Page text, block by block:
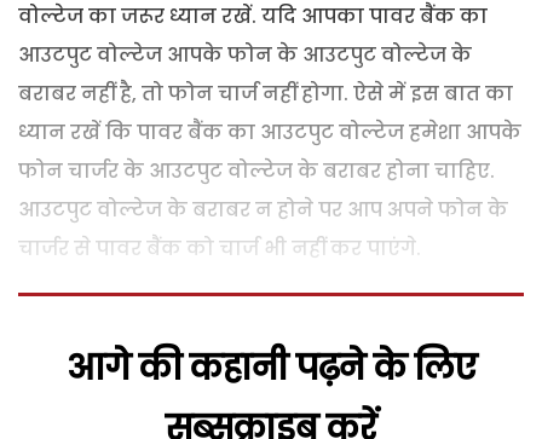
वोल्टेज का जरूर ध्यान रखें. यदि आपका पावर बैंक का
आउटपुट वोल्टेज आपके फोन के आउटपुट वोल्टेज के
बराबर नहीं है, तो फोन चार्ज नहीं होगा. ऐसे में इस बात का
ध्यान रखें कि पावर बैंक का आउटपुट वोल्टेज हमेशा आपके
फोन चार्जर के आउटपुट वोल्टेज के बराबर होना चाहिए.
आउटपुट वोल्टेज के बराबर न होने पर आप अपने फोन के
चार्जर से पावर बैंक को चार्ज भी नहीं कर पाएंगे.
आगे की कहानी पढ़ने के लिए
सब्सक्राइब करें